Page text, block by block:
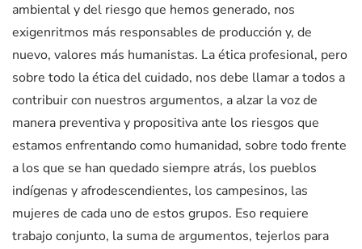
ambiental y del riesgo que hemos generado, nos
exigenritmos más responsables de producción y, de
nuevo, valores más humanistas. La ética profesional, pero
sobre todo la ética del cuidado, nos debe llamar a todos a
contribuir con nuestros argumentos, a alzar la voz de
manera preventiva y propositiva ante los riesgos que
estamos enfrentando como humanidad, sobre todo frente
a los que se han quedado siempre atrás, los pueblos
indígenas y afrodescendientes, los campesinos, las
mujeres de cada uno de estos grupos. Eso requiere
trabajo conjunto, la suma de argumentos, tejerlos para